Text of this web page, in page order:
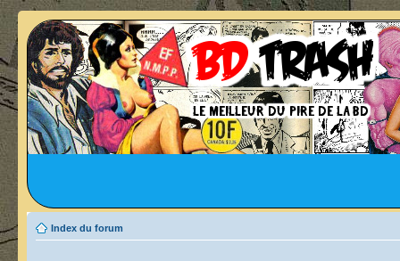
Index du forum